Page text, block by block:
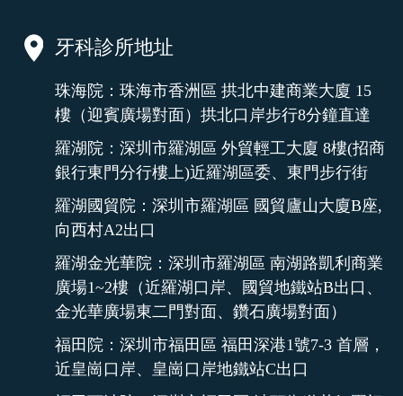
牙科診所地址
珠海院：珠海市香洲區 拱北中建商業大廈 15
樓（迎賓廣場對面）拱北口岸步行8分鐘直達
羅湖院：深圳市羅湖區 外貿輕工大廈 8樓(招商
銀行東門分行樓上)近羅湖區委、東門步行街
羅湖國貿院：深圳市羅湖區 國貿廬山大廈B座,
向西村A2出口
羅湖金光華院：深圳市羅湖區 南湖路凱利商業
廣場1~2樓（近羅湖口岸、國貿地鐵站B出口、
金光華廣場東二門對面、鑽石廣場對面）
福田院：深圳市福田區 福田深港1號7-3 首層，
近皇崗口岸、皇崗口岸地鐵站C出口